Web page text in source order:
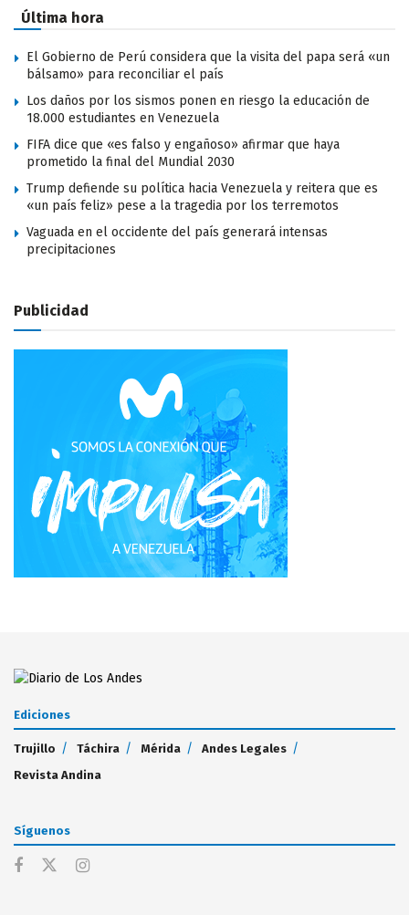
Última hora
El Gobierno de Perú considera que la visita del papa será «un
bálsamo» para reconciliar el país
Los daños por los sismos ponen en riesgo la educación de
18.000 estudiantes en Venezuela
FIFA dice que «es falso y engañoso» afirmar que haya
prometido la final del Mundial 2030
Trump defiende su política hacia Venezuela y reitera que es
«un país feliz» pese a la tragedia por los terremotos
Vaguada en el occidente del país generará intensas
precipitaciones
Publicidad
Ediciones
Trujillo Táchira Mérida
Andes Legales
Revista Andina
Síguenos